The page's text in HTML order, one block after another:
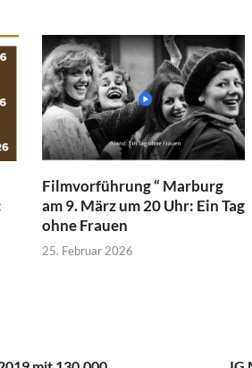
Filmvorführung “ Marburg
am 9. März um 20 Uhr: Ein Tag
ohne Frauen
25. Februar 2026